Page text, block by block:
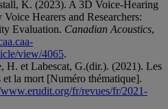
K. (2023). A 3D Voice-Hearing
Hearers and Researchers:
Evaluation. Canadian Acoustics,
view/4065.
H. et Labescat, G.(dir.). (2021). Les
et la mort [Numéro thématique].
fr/revues/fr/2021-